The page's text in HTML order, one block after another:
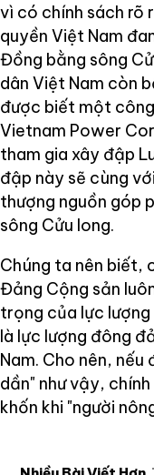
vì có chính sách rõ
quyền Việt Nam
Đồng bằng sông
dân Việt Nam còn
được biết một
Vietnam Power
tham gia xây đập
đập này sẽ cùng
thượng nguồn góp
sông Cửu long.
Chúng ta nên biết,
Đảng Cộng sản
trọng của lực
là lực lượng đông
Nam. Cho nên,
dần" như vậy,
khốn khi "người